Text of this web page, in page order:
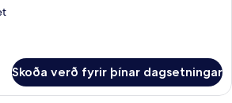
Skoða verð fyrir þínar dagsetningar